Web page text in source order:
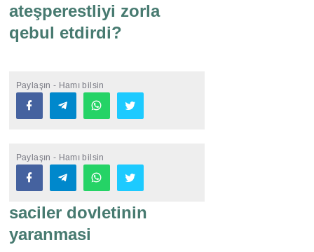
ateşperestliyi zorla
qebul etdirdi?
Paylaşın - Hamı bilsin
Paylaşın - Hamı bilsin
saciler dovletinin
yaranmasi